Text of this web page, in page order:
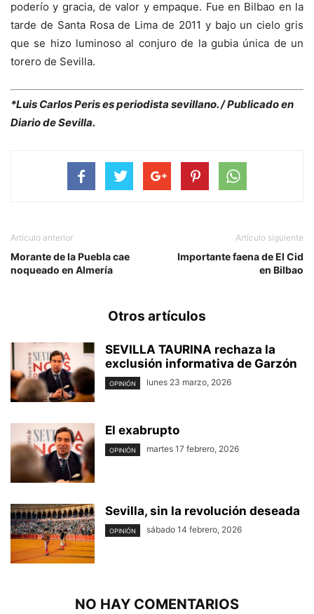
poderío y gracia, de valor y empaque. Fue en Bilbao en la
tarde de Santa Rosa de Lima de 2011 y bajo un cielo gris
que se hizo luminoso al conjuro de la gubia única de un
torero de Sevilla.
*Luis Carlos Peris es periodista sevillano. / Publicado en
Diario de Sevilla.
Artículo anterior
Morante de la Puebla cae
noqueado en Almería
Artículo siguiente
Importante faena de El Cid
en Bilbao
Otros artículos
SEVILLA TAURINA rechaza la
exclusión informativa de Garzón
OPINIÓN lunes 23 marzo, 2026
El exabrupto
OPINIÓN martes 17 febrero, 2026
Sevilla, sin la revolución deseada
OPINIÓN sábado 14 febrero, 2026
NO HAY COMENTARIOS